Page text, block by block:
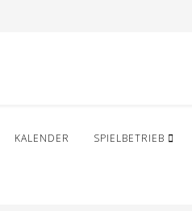
KALENDER SPIELBETRIEB